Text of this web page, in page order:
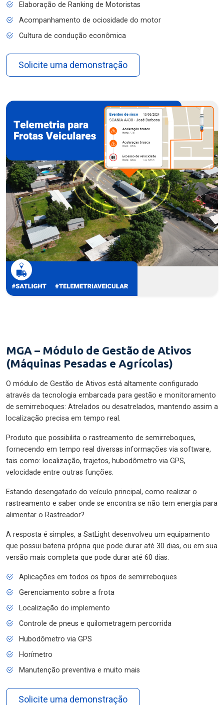
Elaboração de Ranking de Motoristas
Acompanhamento de ociosidade do motor
Cultura de condução econômica
Solicite uma demonstração
MGA – Módulo de Gestão de Ativos
(Máquinas Pesadas e Agrícolas)
O módulo de Gestão de Ativos está altamente configurado
através da tecnologia embarcada para gestão e monitoramento
de semirreboques: Atrelados ou desatrelados, mantendo assim a
localização precisa em tempo real.
Produto que possibilita o rastreamento de semirreboques,
fornecendo em tempo real diversas informações via software,
tais como: localização, trajetos, hubodômetro via GPS,
velocidade entre outras funções.
Estando desengatado do veículo principal, como realizar o
rastreamento e saber onde se encontra se não tem energia para
alimentar o Rastreador?
A resposta é simples, a SatLight desenvolveu um equipamento
que possui bateria própria que pode durar até 30 dias, ou em sua
versão mais completa que pode durar até 60 dias.
Aplicações em todos os tipos de semirreboques
Gerenciamento sobre a frota
Localização do implemento
Controle de pneus e quilometragem percorrida
Hubodômetro via GPS
Horímetro
Manutenção preventiva e muito mais
Solicite uma demonstração